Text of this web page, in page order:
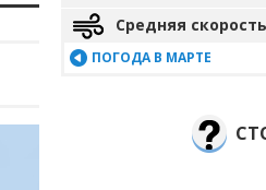
Средняя
ПОГОДА В МАРТЕ